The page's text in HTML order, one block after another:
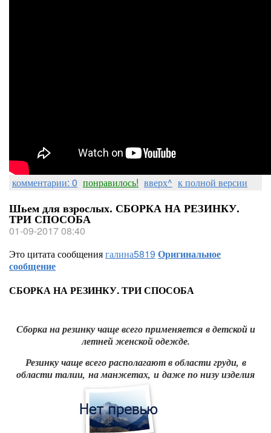
комментарии: 0 понравилось! вверх^ к полной версии
Шьем для взрослых. СБОРКА НА РЕЗИНКУ.
ТРИ СПОСОБА
01-09-2017 08:40
Это цитата сообщениягалина5819 Оригинальное
сообщение
СБОРКА НА РЕЗИНКУ. ТРИ СПОСОБА
Сборка на резинку чаще всего применяется в детской и
летней женской одежде.
Резинку чаще всего располагают в области груди, в
области талии, на манжетах, и даже по низу изделия